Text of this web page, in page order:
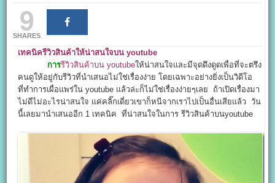
9
SHARES
เทคนิครีวิวสินค้าให้น่าสนใจบน youtube
การรีวิวสินค้าบน youtubeให้น่าสนใจและมีจุดดึงดูดเพื่อที่จะตรึง
คนดูให้อยู่กับรีวิวที่นำเสนอไม่ใช่เรื่องง่าย โดยเฉพาะอย่างยิ่งเป็นวิดีโอ
ที่ทำการเผื่อแพร่ใน youtube แล้วล่ะก็ไม่ใช่เรื่องง่ายๆเลย ถ้าเปิดเรื่องมา
ไม่ดีไม่อะไรน่าสนใจ แค่คลิ๊กเดี่ยวเขาก็หนีจากเราไปเป็นอื่นเสียแล้ว วัน
นี้เลยมานำเสนออีก 1 เทคนิค ที่น่าสนใจในการ รีวิวสินค้าบนyoutube